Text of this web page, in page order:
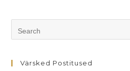
Värsked Postitused